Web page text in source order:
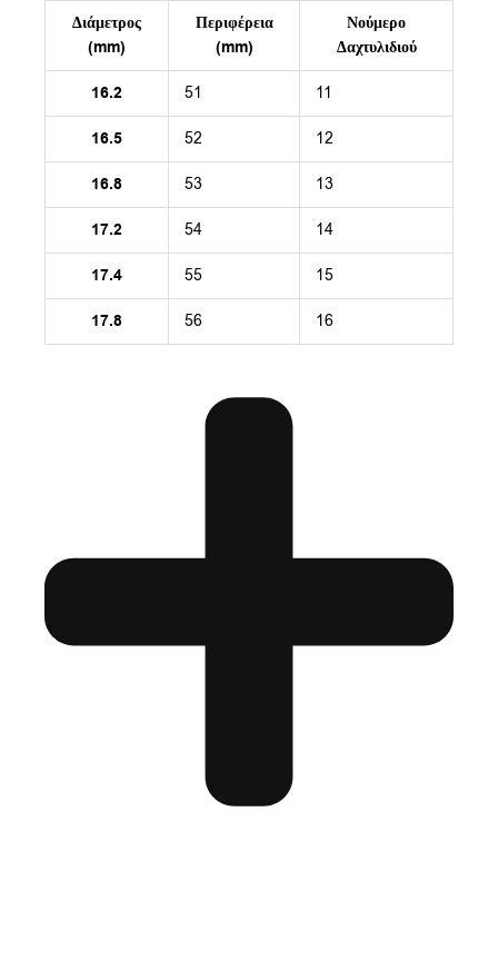
Διάμετρος
(mm)
Περιφέρεια
(mm)
Νούμερο
Δαχτυλιδιού
16.2 51 11
16.5 52 12
16.8 53 13
17.2 54 14
17.4 55 15
17.8 56 16